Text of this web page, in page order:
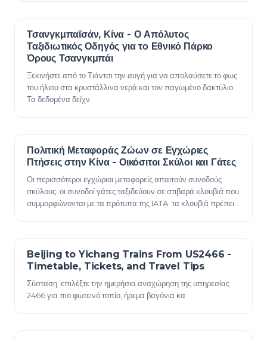
23 Δεκεμβρίου 2025
Τσανγκμπαϊσάν, Κίνα - Ο Απόλυτος
Ταξιδιωτικός Οδηγός για το Εθνικό Πάρκο
Όρους Τσανγκμπάι
Ξεκινήστε από το Τιάντσι την αυγή για να απολαύσετε το φως
του ήλιου στα κρυστάλλινα νερά και τον παγωμένο δακτύλιο.
Τα δεδομένα δείχν
23 Δεκεμβρίου 2025
Πολιτική Μεταφοράς Ζώων σε Εγχώριες
Πτήσεις στην Κίνα - Οικόσιτοι Σκύλοι και Γάτες
Οι περισσότεροι εγχώριοι μεταφορείς απαιτούν συνοδούς
σκύλους· οι συνοδοί γάτες ταξιδεύουν σε στιβαρά κλουβιά που
συμμορφώνονται με τα πρότυπα της IATA· τα κλουβιά πρέπει
23 Δεκεμβρίου 2025
Beijing to Yichang Trains From US2466 -
Timetable, Tickets, and Travel Tips
Σύσταση: επιλέξτε την ημερήσια αναχώρηση της υπηρεσίας
2466 για πιο φωτεινό τοπίο, ήρεμα βαγόνια κα